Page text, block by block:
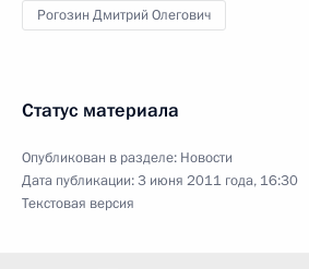
Рогозин Дмитрий Олегович
Статус материала
Опубликован в разделе: Новости
Дата публикации:3 июня 2011 года, 16:30
Текстовая версия